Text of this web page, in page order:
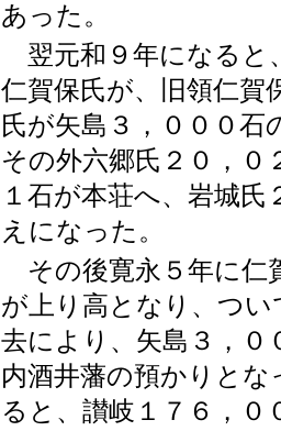
あった。
翌元和９年になると
仁賀保氏が、旧領仁賀
氏が矢島３，０００
その外六郷氏２０，０
１石が本荘へ、岩城
えになった。
その後寛永５年に仁
が上り高となり、つい
去により、矢島３，０
内酒井藩の預かりと
ると、讃岐１７６，０